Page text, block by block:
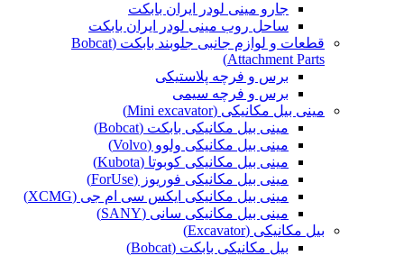
جارو مینی لودر ایران بابکت
ساحل روب مینی لودر ایران بابکت
قطعات و لوازم جانبی جلوبند بابکت (Bobcat
Attachment Parts)
برس و فرچه پلاستیکی
برس و فرچه سیمی
مینی بیل مکانیکی (Mini excavator)
مینی بیل مکانیکی بابکت (Bobcat)
مینی بیل مکانیکی ولوو (Volvo)
مینی بیل مکانیکی کوبوتا (Kubota)
مینی بیل مکانیکی فوریوز (ForUse)
مینی بیل مکانیکی ایکس سی ام جی (XCMG)
مینی بیل مکانیکی سانی (SANY)
بیل مکانیکی (Excavator)
بیل مکانیکی بابکت (Bobcat)